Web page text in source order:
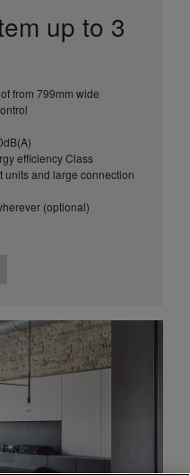
up to 3
from 799mm wide
efficiency Class
and large connection
(optional)